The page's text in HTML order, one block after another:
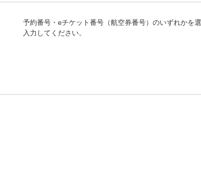
予約番号・eチケット番号（航空券番号）のいずれかを
入力してください。